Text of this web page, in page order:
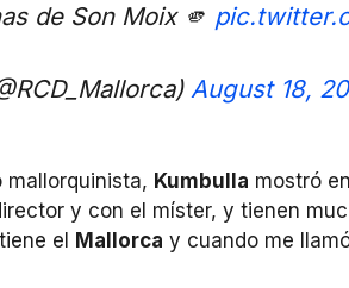
de Son Moix 🫵
August 18,
mallorquinista, Kumbulla mostró
y con el míster, y tienen
el
Mallorca y cuando me